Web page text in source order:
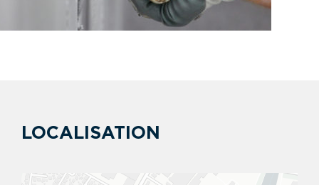
LOCALISATION